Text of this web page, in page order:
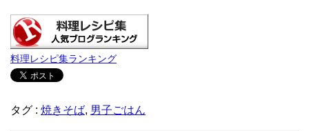
料理レシピ集ランキング
タグ : 焼きそば, 男子ごはん